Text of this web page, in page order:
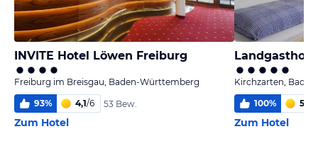
INVITE Hotel Löwen Freiburg
Freiburg im Breisgau, Baden-Württemberg
93% 4,1/6 53 Bew.
Zum Hotel
Landgasthof
Kirchzarten,
100% 5,6
Zum Hotel